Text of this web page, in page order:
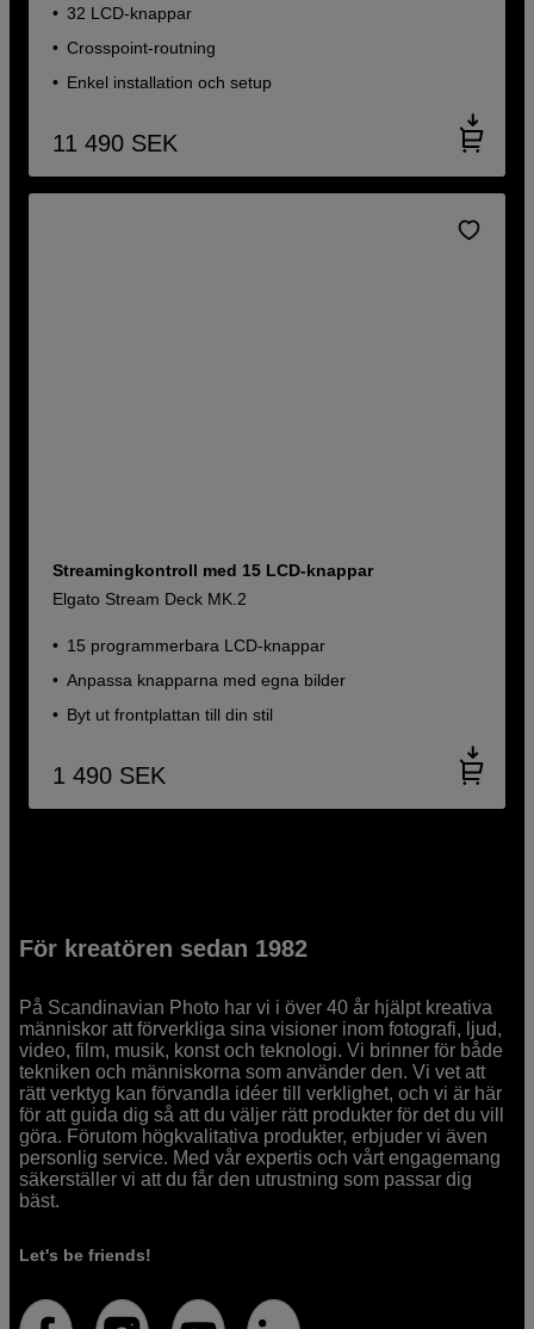
32 LCD-knappar
Crosspoint-routning
Enkel installation och setup
11 490 SEK
Streamingkontroll med 15 LCD-knappar
Elgato Stream Deck MK.2
15 programmerbara LCD-knappar
Anpassa knapparna med egna bilder
Byt ut frontplattan till din stil
1 490 SEK
För kreatören sedan 1982
På Scandinavian Photo har vi i över 40 år hjälpt kreativa
människor att förverkliga sina visioner inom fotografi, ljud,
video, film, musik, konst och teknologi. Vi brinner för både
tekniken och människorna som använder den. Vi vet att
rätt verktyg kan förvandla idéer till verklighet, och vi är här
för att guida dig så att du väljer rätt produkter för det du vill
göra. Förutom högkvalitativa produkter, erbjuder vi även
personlig service. Med vår expertis och vårt engagemang
säkerställer vi att du får den utrustning som passar dig
bäst.
Let's be friends!